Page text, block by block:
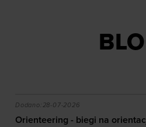
efekty daje trening?
Orienteering - biegi na
Dodano:28-07-2026
Orienteering - biegi na